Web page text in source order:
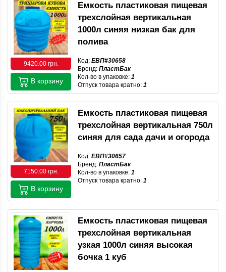
9420.00 грн.
Емкость пластиковая пищевая
трехслойная вертикальная
1000л синяя низкая бак для
полива
Код: ЕВП#30658
Бренд: ПластБак
Кол-во в упаковке: 1
Отпуск товара кратно: 1
В корзину
7150.00 грн.
Емкость пластиковая пищевая
трехслойная вертикальная 750л
синяя для сада дачи и огорода
Код: ЕВП#30657
Бренд: ПластБак
Кол-во в упаковке: 1
Отпуск товара кратно: 1
В корзину
Емкость пластиковая пищевая
трехслойная вертикальная
узкая 1000л синяя высокая
бочка 1 куб